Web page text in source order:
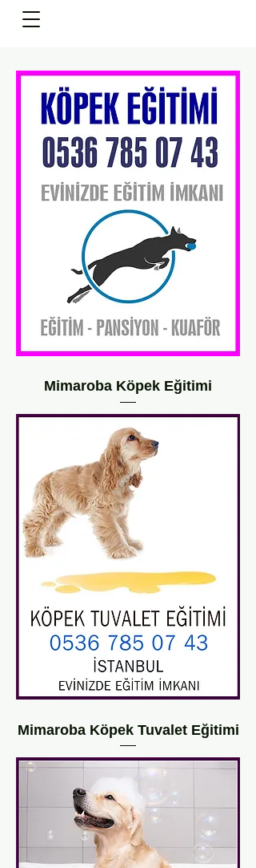
Mimaroba Köpek Eğitimi
Mimaroba Köpek Tuvalet Eğitimi